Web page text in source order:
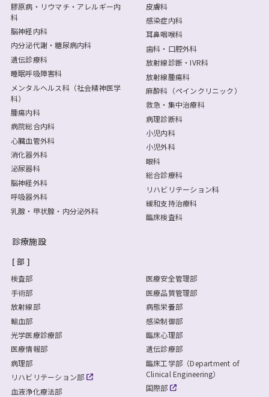
膠原病・リウマチ・アレルギー内
科
脳神経内科
内分泌代謝・糖尿病内科
遺伝診療科
睡眠呼吸障害科
メンタルヘルス科（社会精神医学
科）
腫瘍内科
病院総合内科
心臓血管外科
消化器外科
泌尿器科
脳神経外科
呼吸器外科
乳腺・甲状腺・内分泌外科
皮膚科
感染症内科
耳鼻咽喉科
歯科・口腔外科
放射線診断・IVR科
放射線腫瘍科
麻酔科（ペインクリニック）
救急・集中治療科
病理診断科
小児内科
小児外科
眼科
総合診療科
リハビリテーション科
緩和支持治療科
臨床検査科
診療施設
部
検査部
手術部
放射線部
輸血部
光学医療診療部
医療情報部
病理部
リハビリテーション部
血液浄化療法部
医療安全管理部
医療品質管理部
病態栄養部
感染制御部
臨床心理部
遺伝診療部
臨床工学部（Department of
Clinical Engineering）
国際部